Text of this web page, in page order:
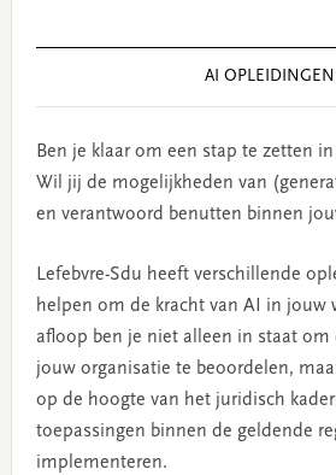
AI OPLEIDINGEN
Ben je klaar om een stap te zetten
Wil jij de mogelijkheden van
en verantwoord benutten binnen
Lefebvre-Sdu heeft verschillende
helpen om de kracht van AI in jouw
afloop ben je niet alleen in staat
jouw organisatie te beoordelen,
op de hoogte van het juridisch
toepassingen binnen de geldende
implementeren.